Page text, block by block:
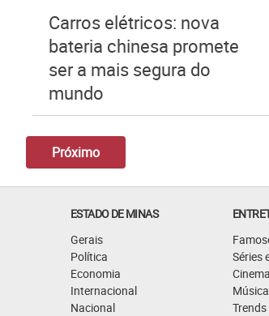
Carros elétricos: nova
bateria chinesa promete
ser a mais segura do
mundo
Próximo
ESTADO DE MINAS
Gerais
Política
Economia
Internacional
Nacional
Séries
Cinema
Música
Trends